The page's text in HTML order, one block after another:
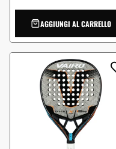
AGGIUNGI AL CARRELLO